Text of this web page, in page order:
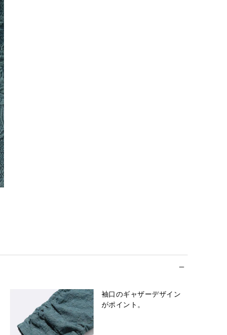
袖口のギャザーデザイン
がポイント。